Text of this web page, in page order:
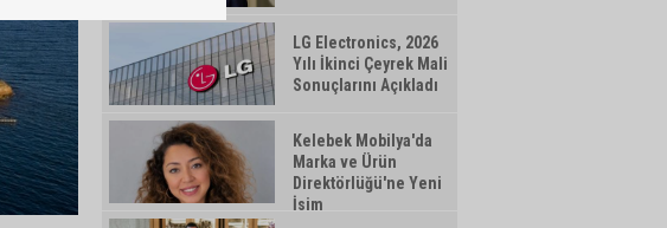
LG Electronics, 2026
Yılı İkinci Çeyrek Mali
Sonuçlarını Açıkladı
Kelebek Mobilya'da
Marka ve Ürün
Direktörlüğü'ne Yeni
İsim